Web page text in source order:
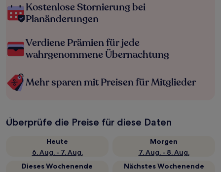
Kostenlose Stornierung bei
Planänderungen
Verdiene Prämien für jede
wahrgenommene Übernachtung
Mehr sparen mit Preisen für Mitglieder
Überprüfe die Preise für diese Daten
Heute
6. Aug. - 7. Aug.
Morgen
7. Aug. - 8. Aug.
Dieses Wochenende
Nächstes Wochenende